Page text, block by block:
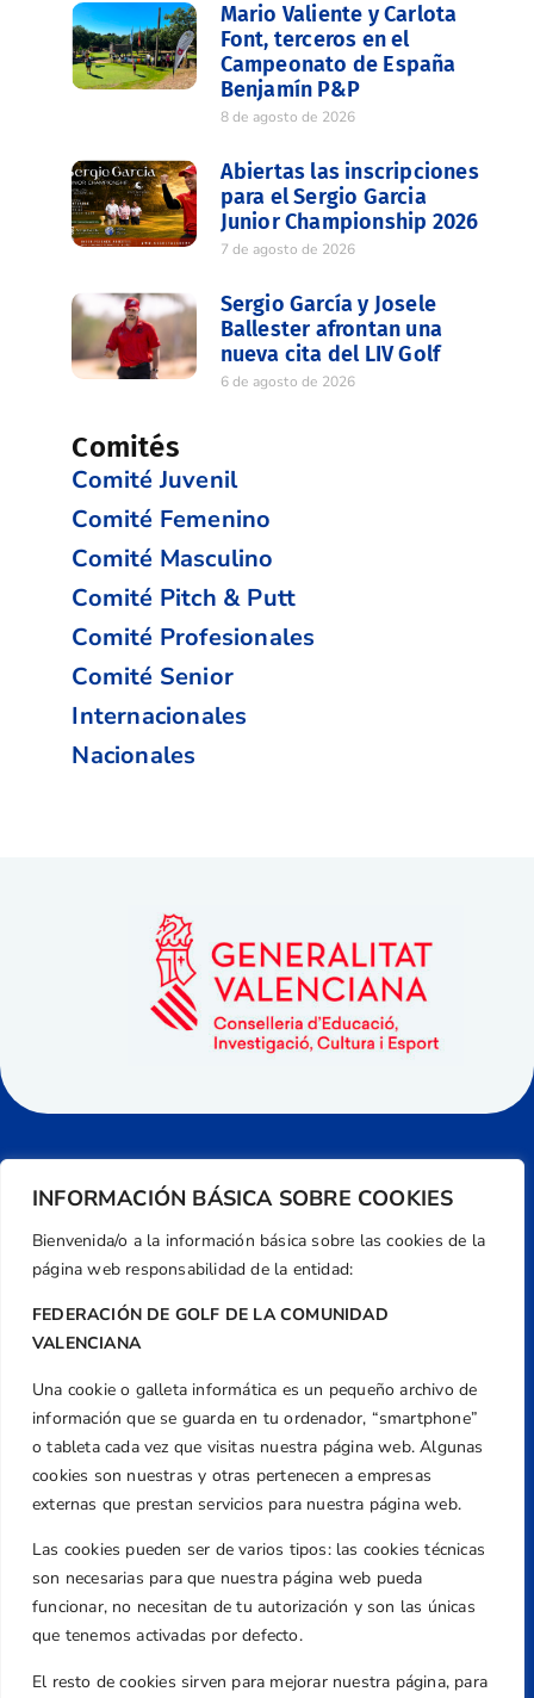
INFORMACIÓN BÁSICA SOBRE COOKIES
Bienvenida/o a la información básica sobre las cookies de la
página web responsabilidad de la entidad:
FEDERACIÓN DE GOLF DE LA COMUNIDAD
VALENCIANA
Una cookie o galleta informática es un pequeño archivo de
información que se guarda en tu ordenador, “smartphone”
o tableta cada vez que visitas nuestra página web. Algunas
cookies son nuestras y otras pertenecen a empresas
externas que prestan servicios para nuestra página web.
Las cookies pueden ser de varios tipos: las cookies técnicas
son necesarias para que nuestra página web pueda
funcionar, no necesitan de tu autorización y son las únicas
que tenemos activadas por defecto.
El resto de cookies sirven para mejorar nuestra página, para
Mario Valiente y Carlota
Font, terceros en el
Campeonato de España
Benjamín P&P
8 de agosto de 2026
Abiertas las inscripciones
para el Sergio Garcia
Junior Championship 2026
7 de agosto de 2026
Sergio García y Josele
Ballester afrontan una
nueva cita del LIV Golf
6 de agosto de 2026
Comités
Comité Juvenil
Comité Femenino
Comité Masculino
Comité Pitch & Putt
Comité Profesionales
Comité Senior
Internacionales
Nacionales
Dirección
Centre de L´Esport, Carrer d'Isaac Peral i
Caballero, Nº 5, Despachos 2 y 3, 46980,
Valencia
Teléfono
+34 961 367 799
Email
federacion@golfcv.com
Aviso Legal